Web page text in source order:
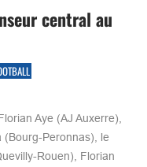
central au
Aye (AJ Auxerre),
(Bourg-Peronnas), le
Rouen), Florian